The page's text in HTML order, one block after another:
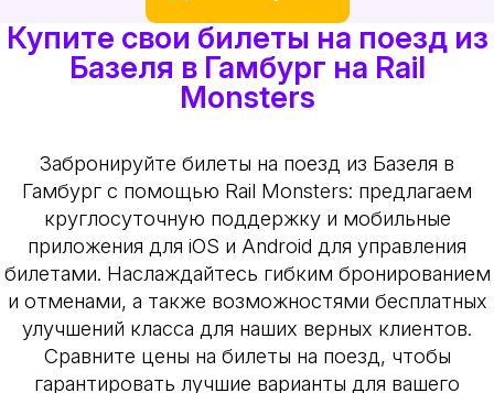
Купите свои билеты на поезд из
Базеля в Гамбург на Rail
Monsters
Забронируйте билеты на поезд из Базеля в
Гамбург с помощью Rail Monsters: предлагаем
круглосуточную поддержку и мобильные
приложения для iOS и Android для управления
билетами. Наслаждайтесь гибким бронированием
и отменами, а также возможностями бесплатных
улучшений класса для наших верных клиентов.
Сравните цены на билеты на поезд, чтобы
гарантировать лучшие варианты для вашего